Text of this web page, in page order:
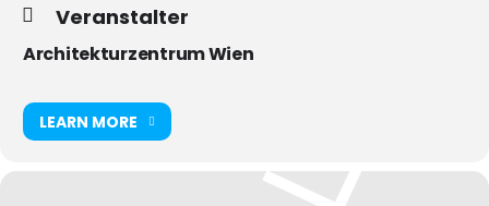
Veranstalter
Architekturzentrum Wien
LEARN MORE